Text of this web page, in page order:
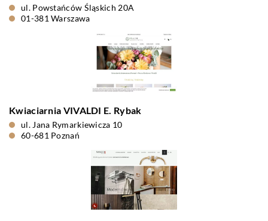
ul. Powstańców Śląskich 20A
01-381 Warszawa
Kwiaciarnia VIVALDI E. Rybak
ul. Jana Rymarkiewicza 10
60-681 Poznań